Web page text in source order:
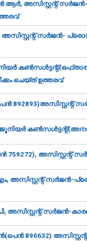
അസിസ്റ്റന്റ്
സര്‍ജന്‍-
ചെയ്ത് ഉത്തരവ്‌
ജൂനിയര്‍
അസിസ്റ്റന്റ്
അസിസ്റ്റന്റ് സര്‍ജന്‍-
സര്‍ജന്‍-
890632)